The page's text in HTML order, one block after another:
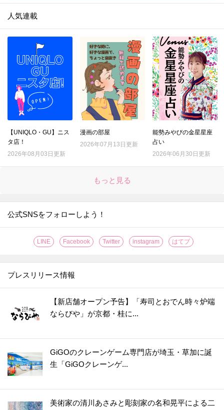
人気連載
【UNIQLO・GU】ニス
タ店！
2026年08月03日更新
漫画の部屋
2026年07月13日更新
能勢みやびの金星星座
占い
2026年06月30日更新
もっと見る
公式SNSをフォローしよう！
LINE Facebook Twitter instagram はてブ
プレスリリース情報
【新店舗オープン予告】「寿司とおでん時々炉端
ならびや」が京都・桂に...
GiGOのクレーンゲーム専門店が埼玉・草加に誕
生「GiGOクレーンゲ...
美術家の清川あさみと彫刻家の名和晃平による二